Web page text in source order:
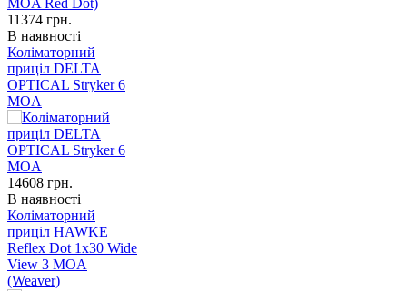
11374 грн.
В наявності
Коліматорний
приціл DELTA
OPTICAL Stryker 6
MOA
14608 грн.
В наявності
Коліматорний
приціл HAWKE
Reflex Dot 1x30 Wide
View 3 MOA
(Weaver)